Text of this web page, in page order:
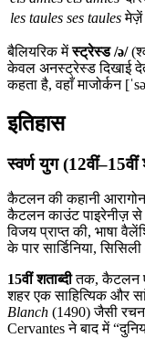
les taules ses taules मेज़ें
बैलियरिक मेंस्ट्रेस्ड /ə/
केवल अनस्ट्रेस्ड दिखाई
कहता है, वहाँ माजोर्कन
इतिहास
स्वर्ण युग (12वीं–15वीं
कैटलन की कहानी
कैटलन काउंट पाइरेनीज़ से
विजय प्राप्त की, भाषा
के पार सार्डिनिया,
15वीं शताब्दीतक, कैटलन
शहर एक साहित्यिक और
Blanch (1490) जैसी
Cervantes ने बाद में